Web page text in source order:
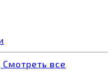
Смотреть все